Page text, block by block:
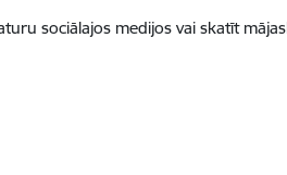
sociālajos medijos vai skatīt